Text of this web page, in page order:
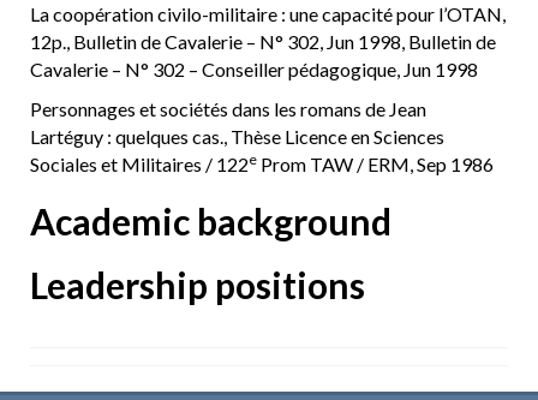
La coopération civilo-militaire : une capacité pour l’OTAN,
12p., Bulletin de Cavalerie – N° 302, Jun 1998, Bulletin de
Cavalerie – N° 302 – Conseiller pédagogique, Jun 1998
Personnages et sociétés dans les romans de Jean
Lartéguy : quelques cas., Thèse Licence en Sciences
Sociales et Militaires / 122e Prom TAW / ERM, Sep 1986
Academic background
Leadership positions